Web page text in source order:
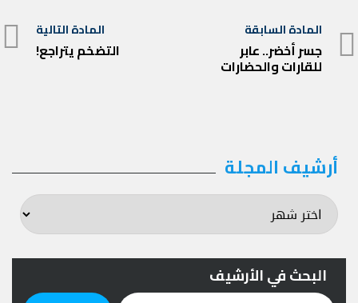
تصفّح
المقالات
المادة السابقة
المادة
السابقة
جسر أخضر.. عابر
للقارات والحضارات
المادة التالية
المادة التضخم يتراجع!
أرشيف المجلة أرشيف
المجلة
البحث في الأرشيف